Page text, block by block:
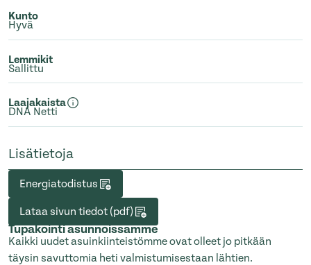
Kunto
Hyvä
Lemmikit
Sallittu
Laajakaista
DNA Netti
Lisätietoja
Energiatodistus
Lataa sivun tiedot (pdf)
Tupakointi asunnoissamme
Kaikki uudet asuinkiinteistömme ovat olleet jo pitkään
täysin savuttomia heti valmistumisestaan lähtien.